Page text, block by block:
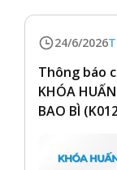
24/6/2026
Thông báo
KHÓA
BAO BÌ